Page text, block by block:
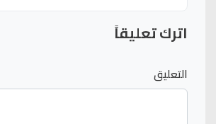
اترك تعليقاً
التعليق